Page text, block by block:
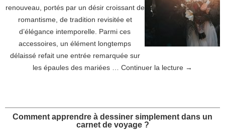
renouveau, portés par un désir croissant de
romantisme, de tradition revisitée et
d’élégance intemporelle. Parmi ces
accessoires, un élément longtemps
délaissé refait une entrée remarquée sur
les épaules des mariées … Continuer la lecture →
Comment apprendre à dessiner simplement dans un
carnet de voyage ?